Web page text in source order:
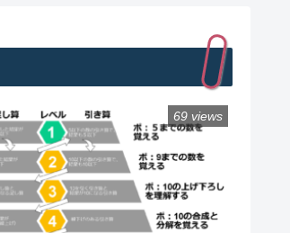
69 views